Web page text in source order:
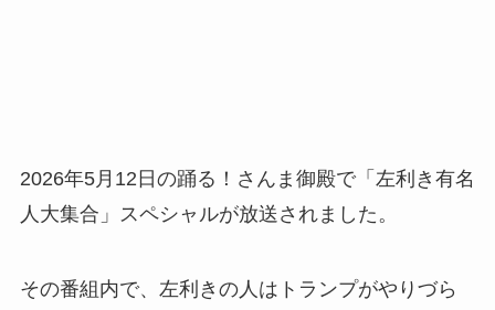
2026年5月12日の踊る！さんま御殿で「左利き有名
人大集合」スペシャルが放送されました。
その番組内で、左利きの人はトランプがやりづら